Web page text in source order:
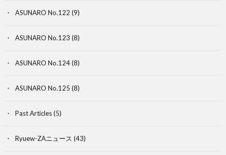
ASUNARO No.122 (9)
ASUNARO No.123 (8)
ASUNARO No.124(8)
ASUNARO No.125 (8)
Past Articles(5)
Ryuew-ZAニュース (43)